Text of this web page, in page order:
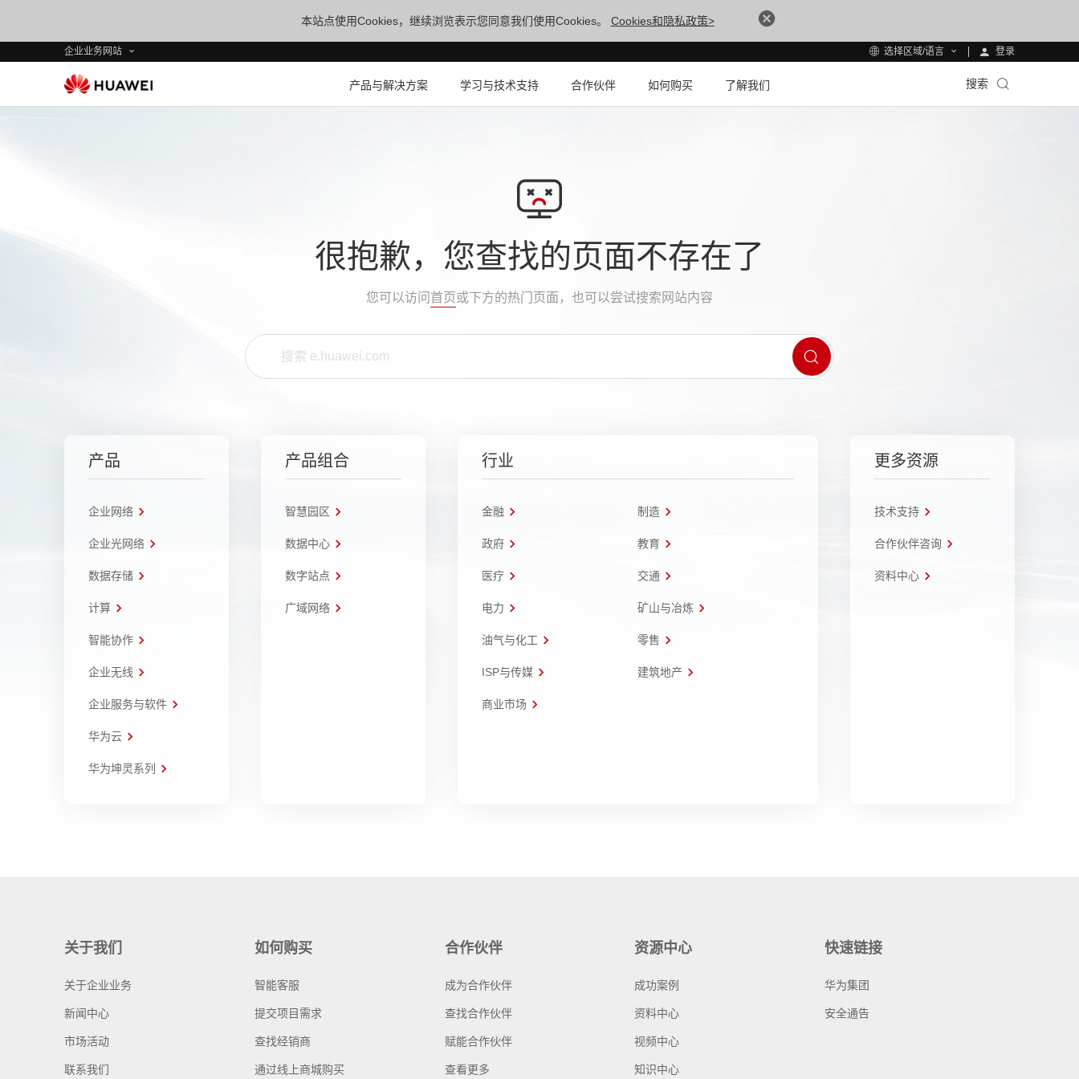
本站点使用Cookies，继续浏览表示您同意我们使用Cookies。 Cookies和隐私政策>
企业业务网站 选择区域/语言 登录
产品与解决方案 学习与技术支持 合作伙伴 如何购买 了解我们 搜索
很抱歉，您查找的页面不存在了
您可以访问 首页或下方的热门页面，也可以尝试搜索网站内容
产品
企业网络
企业光网络
数据存储
计算
智能协作
企业无线
企业服务与软件
华为云
华为坤灵系列
产品组合
智慧园区
数据中心
数字站点
广域网络
行业
金融 制造
政府 教育
医疗 交通
电力 矿山与冶炼
油气与化工 零售
ISP与传媒 建筑地产
商业市场
更多资源
技术支持
合作伙伴咨询
资料中心
关于我们
关于企业业务
新闻中心
市场活动
联系我们
如何购买
智能客服
提交项目需求
查找经销商
通过线上商城购买
合作伙伴
成为合作伙伴
查找合作伙伴
赋能合作伙伴
查看更多
资源中心
成功案例
资料中心
视频中心
知识中心
快速链接
华为集团
安全通告